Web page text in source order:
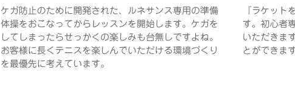
ケガ防止のために開発された、ルネサンス専用の準備
体操をおこなってからレッスンを開始します。ケガを
してしまったらせっかくの楽しみも台無しですよね。
お客様に長くテニスを楽しんでいただける環境づくり
を最優先に考えています。
『ラケット
す。初心者
いただきま
とができま